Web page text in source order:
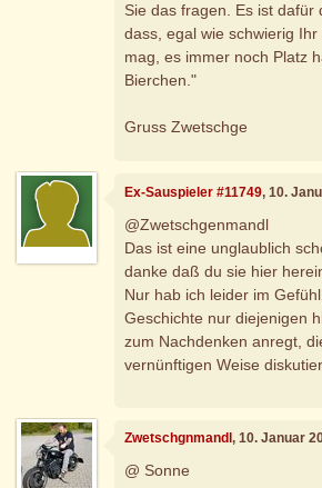
Sie das fragen. Es ist dafür
dass, egal wie schwierig
mag, es immer noch Platz
Bierchen."
Gruss Zwetschge
Ex-Sauspieler #11749, 10.
@Zwetschgenmandl
Das ist eine unglaublich
danke daß du sie hier
Nur hab ich leider im
Geschichte nur diejenigen
zum Nachdenken anregt,
vernünftigen Weise
Zwetschgnmandl, 10. Januar
@ Sonne